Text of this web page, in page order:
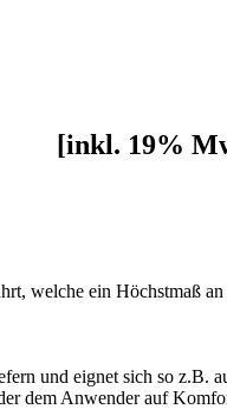
[inkl. 19%
welche ein Höchstmaß
und eignet sich so z.B.
dem Anwender auf